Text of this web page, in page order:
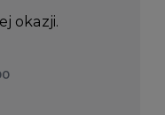
okazji.